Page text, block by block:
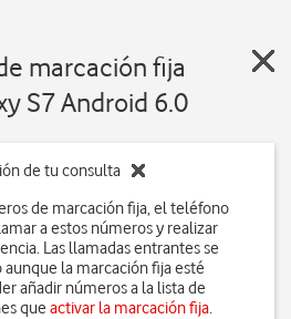
marcación fija
S7 Android 6.0
de tu consulta
de marcación fija, el teléfono
a estos números y realizar
Las llamadas entrantes se
la marcación fija esté
añadir números a la lista de
queactivar la marcación fija.